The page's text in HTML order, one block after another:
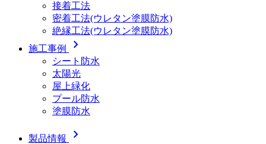
接着工法
密着工法(ウレタン塗膜防水)
絶縁工法(ウレタン塗膜防水)
施工事例
chevron_right
シート防水
太陽光
屋上緑化
プール防水
塗膜防水
製品情報 chevron_right